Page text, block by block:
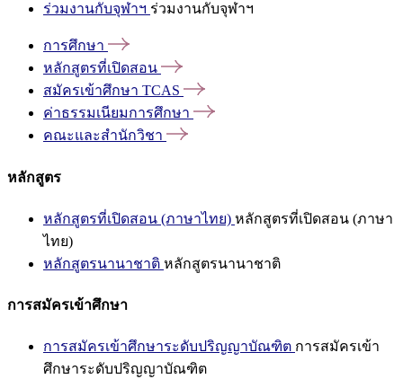
ร่วมงานกับจุฬาฯ ร่วมงานกับจุฬาฯ
การศึกษา
หลักสูตรที่เปิดสอน
สมัครเข้าศึกษา TCAS
ค่าธรรมเนียมการศึกษา
คณะและสำนักวิชา
หลักสูตร
หลักสูตรที่เปิดสอน (ภาษาไทย) หลักสูตรที่เปิดสอน (ภาษา
ไทย)
หลักสูตรนานาชาติ หลักสูตรนานาชาติ
การสมัครเข้าศึกษา
การสมัครเข้าศึกษาระดับปริญญาบัณฑิต การสมัครเข้า
ศึกษาระดับปริญญาบัณฑิต